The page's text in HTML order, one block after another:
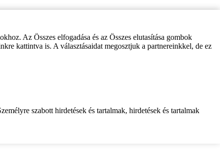
Az Összes elfogadása és az Összes elutasítása gombok
kattintva is. A választásaidat megosztjuk a partnereinkkel, de ez
szabott hirdetések és tartalmak, hirdetések és tartalmak